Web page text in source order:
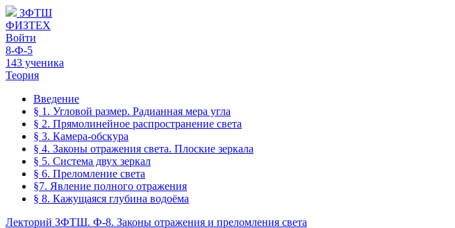
ЗФТШ
ФИЗТЕХ
Войти
8-Ф-5
143 ученика
Теория
Введение
§ 1. Угловой размер. Радианная мера угла
§ 2. Прямолинейное распространение света
§ 3. Камера-обскура
§ 4. Законы отражения света. Плоские зеркала
§ 5. Система двух зеркал
§ 6. Преломление света
§7. Явление полного отражения
§ 8. Кажущаяся глубина водоёма
Лекторий ЗФТШ. Ф-8. Законы отражения и преломления света